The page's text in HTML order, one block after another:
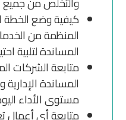
كيفية وضع الخطة
المنظمة من
المساندة لتلبية
متابعة الشركات
المساندة
مستوى الأداء
متابعة أي أعمال